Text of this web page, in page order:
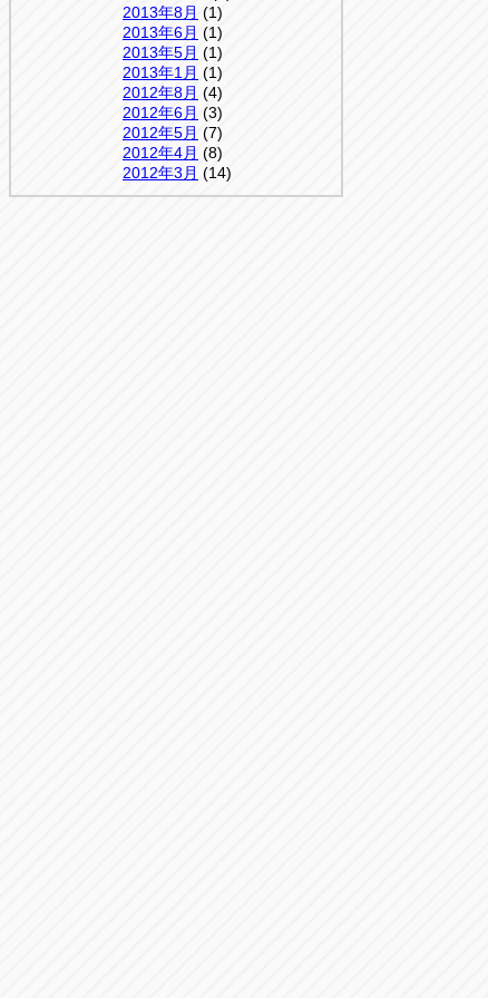
2013年8月 (1)
2013年6月 (1)
2013年5月 (1)
2013年1月 (1)
2012年8月 (4)
2012年6月 (3)
2012年5月 (7)
2012年4月 (8)
2012年3月 (14)